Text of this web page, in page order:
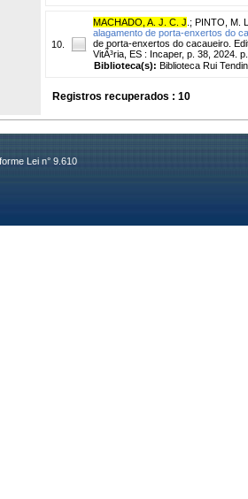
10.
MACHADO, A. J. C. J ; PINTO, M.
alagamento de porta-enxertos do
de porta-enxertos do cacaueiro.
VitÃ³ria, ES : Incaper, p. 38, 2024.
Biblioteca(s): Biblioteca Rui
Registros recuperados : 10
Lei n° 9.610